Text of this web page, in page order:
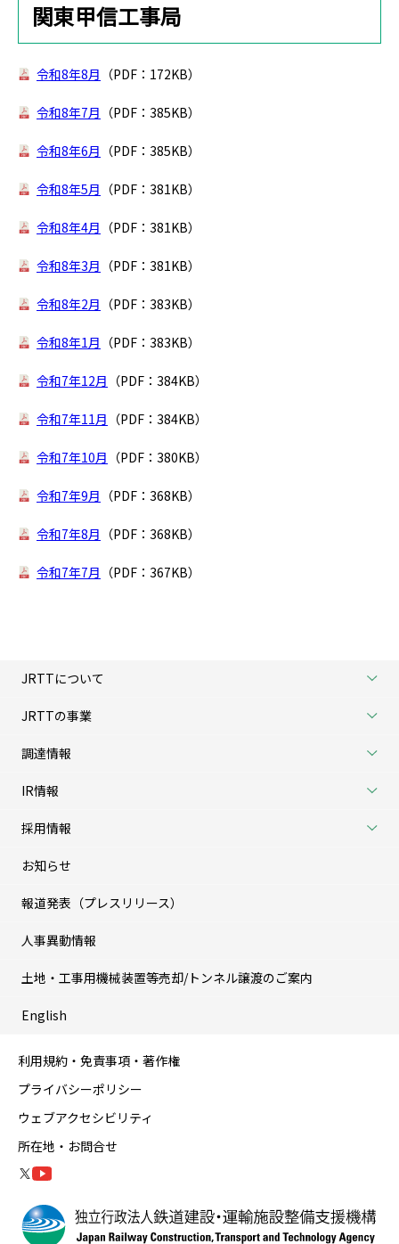
関東甲信工事局
令和8年8月 （PDF：172KB）
令和8年7月 （PDF：385KB）
令和8年6月 （PDF：385KB）
令和8年5月 （PDF：381KB）
令和8年4月 （PDF：381KB）
令和8年3月 （PDF：381KB）
令和8年2月 （PDF：383KB）
令和8年1月 （PDF：383KB）
令和7年12月 （PDF：384KB）
令和7年11月 （PDF：384KB）
令和7年10月 （PDF：380KB）
令和7年9月 （PDF：368KB）
令和7年8月 （PDF：368KB）
令和7年7月 （PDF：367KB）
JRTTについて
JRTTの事業
調達情報
IR情報
採用情報
お知らせ
報道発表（プレスリリース）
人事異動情報
土地・工事用機械装置等売却/トンネル譲渡のご案内
English
利用規約・免責事項・著作権
プライバシーポリシー
ウェブアクセシビリティ
所在地・お問合せ